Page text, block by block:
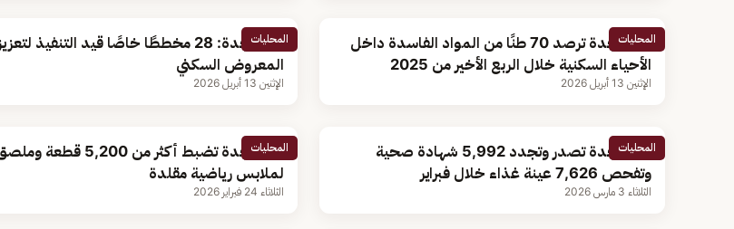
المحليات
أمانة جدة ترصد 70 طنًا من المواد الفاسدة داخل
الأحياء السكنية خلال الربع الأخير من 2025
الإثنين 13 أبريل 2026
المحليات
أمانة جدة: 28 مخططًا خاصًا قيد التنفيذ لتعزيز
المعروض السكني
الإثنين 13 أبريل 2026
المحليات
أمانة جدة تصدر وتجدد 5,992 شهادة صحية
وتفحص 7,626 عينة غذاء خلال فبراير
الثلاثاء 3 مارس 2026
المحليات
أمانة جدة تضبط أكثر من 5,200 قطعة
لملابس رياضية مقلدة
الثلاثاء 24 فبراير 2026